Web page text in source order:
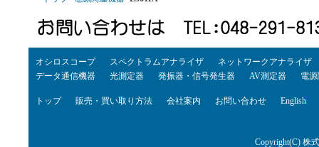
オシロスコープ スペクトラムアナライザ
ネットワークアナライザ
データ通信機器
光測定器 発振器・信号発生器 AV測定器 電
トップ 販売・買い取り方法 会社案内 お問い合わせ English
Copyright(C) 株